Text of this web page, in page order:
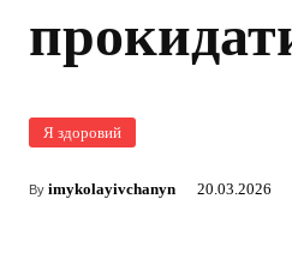
Я здоровий
By imykolayivchanyn 20.03.2026